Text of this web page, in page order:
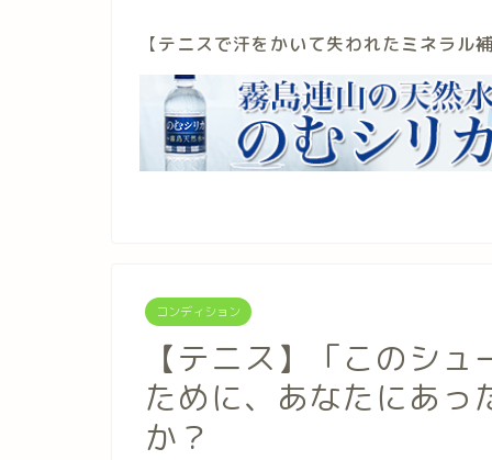
【テニスで汗をかいて失われたミネラル
コンディション
【テニス】「このシ
ために、あなたにあっ
か？